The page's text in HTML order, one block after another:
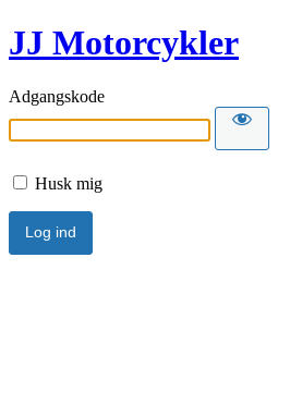
JJ Motorcykler
Adgangskode
Husk mig